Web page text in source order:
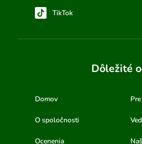
TikTok
Dôležité
Domov
O spoločnosti
Ocenenia